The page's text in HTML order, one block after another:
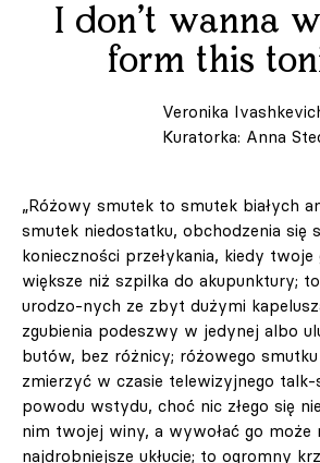
I don’t wanna
form this
Veronika
Kuratorka: Anna
„Różowy smutek to smutek białych
smutek niedostatku, obchodzenia się
konieczności przełykania, kiedy twoje
większe niż szpilka do akupunktury;
urodzo-nych ze zbyt dużymi
zgubienia podeszwy w jedynej albo
butów, bez różnicy; różowego smutku
zmierzyć w czasie telewizyjnego
powodu wstydu, choć nic złego się
nim twojej winy, a wywołać go może
najdrobniejsze ukłucie; to ogromny